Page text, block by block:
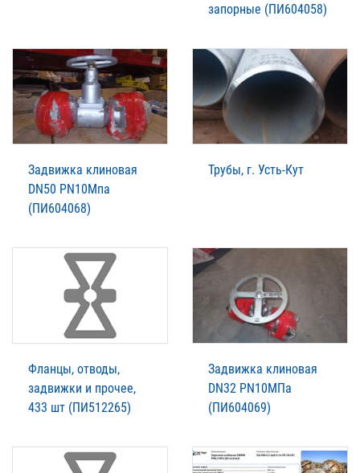
запорные (ПИ604058)
Задвижка клиновая
DN50 PN10Мпа
(ПИ604068)
Трубы, г. Усть-Кут
Фланцы, отводы,
задвижки и прочее,
433 шт (ПИ512265)
Задвижка клиновая
DN32 PN10МПа
(ПИ604069)